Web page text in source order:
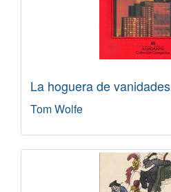
La hoguera de vanidades
Tom Wolfe